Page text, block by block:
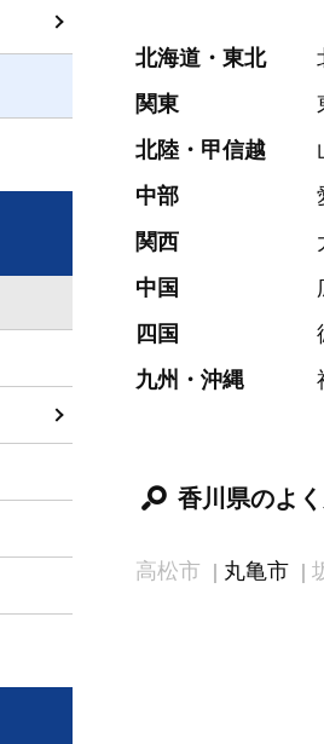
北海道・東北
関東
北陸・甲信越
中部
関西
中国
四国
九州・沖縄
香川県のよ
高松市 丸亀市